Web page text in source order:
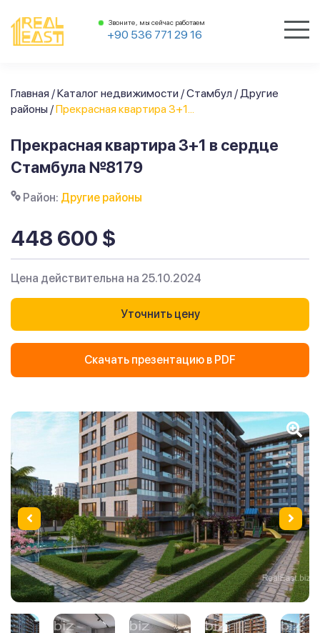
Звоните, мы сейчас работаем
+90 536 771 29 16
Главная /Каталог недвижимости /Стамбул /Другие
районы /Прекрасная квартира 3+1...
Прекрасная квартира 3+1 в сердце
Стамбула №8179
Район: Другие районы
448 600 $
Цена действительна на 25.10.2024
Уточнить цену
Скачать презентацию в PDF